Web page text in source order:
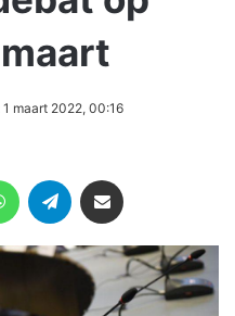
maart 2022, 00:16